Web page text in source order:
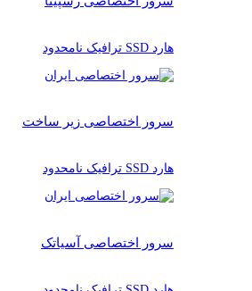
هارد SSD ترافیک نامحدود
سرور اختصاصی زیر ساخت
هارد SSD ترافیک نامحدود
سرور اختصاصی آسیاتک